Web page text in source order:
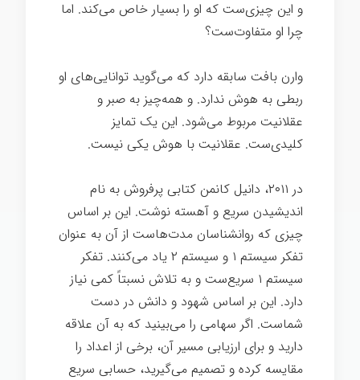
و این چیزی‌ست که او را بسیار خاص می‌کند. اما
چرا او متفاوت‌ست؟
وارن بافت سابقه دارد که می‌گوید توانایی‌های او
ربطی به هوش ندارد. و همه‌چیز به صبر و
عقلانیت مربوط می‌شود. این یک تمایز
کلیدی‌ست. عقلانیت با هوش یکی نیست.
در ۲۰۱۱، دانیل کانمن کتابی پرفروش به نام
اندیشیدن سریع و آهسته نوشت. این بر اساس
چیزی که روانشناسان مدت‌هاست از آن به عنوان
تفکر سیستم ۱ و سیستم ۲ یاد می‌کنند. تفکر
سیستم ۱ سریع‌ست و به تلاش نسبتاً کمی نیاز
دارد. این بر اساس شهود و دانش در دست
شماست. اگر سهامی را می‌بینید که به آن علاقه
دارید و برای ارزیابی مسیر آن، برخی از اعداد را
مقایسه کرده و تصمیم می‌گیرید، حسابی سریع